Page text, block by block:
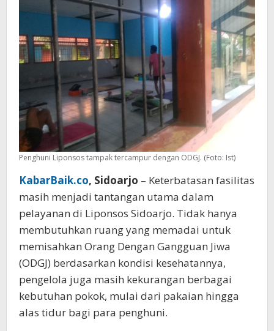
Penghuni Liponsos tampak tercampur dengan ODGJ. (Foto: Ist)
KabarBaik.co, Sidoarjo – Keterbatasan fasilitas
masih menjadi tantangan utama dalam
pelayanan di Liponsos Sidoarjo. Tidak hanya
membutuhkan ruang yang memadai untuk
memisahkan Orang Dengan Gangguan Jiwa
(ODGJ) berdasarkan kondisi kesehatannya,
pengelola juga masih kekurangan berbagai
kebutuhan pokok, mulai dari pakaian hingga
alas tidur bagi para penghuni.